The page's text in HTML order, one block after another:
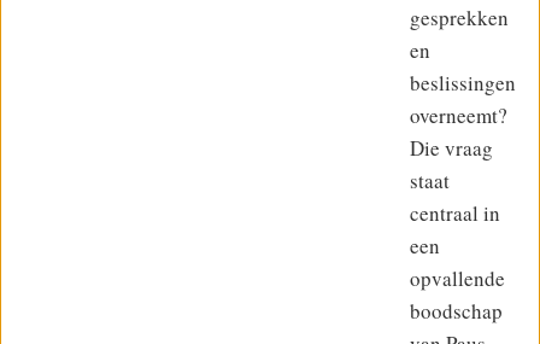
gesprekken
en
beslissingen
overneemt?
Die vraag
staat
centraal in
een
opvallende
boodschap